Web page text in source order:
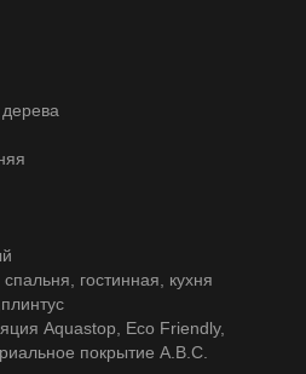
гостинная, кухня
Aquastop, Eco Friendly,
покрытие А.В.С.